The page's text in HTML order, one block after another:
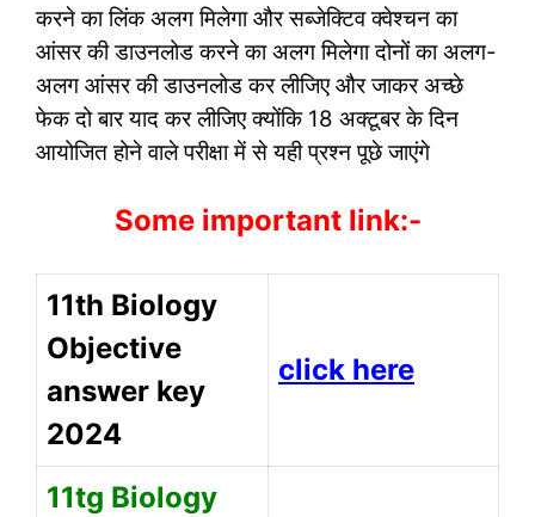
करने का लिंक अलग मिलेगा और सब्जेक्टिव क्वेश्चन का
आंसर की डाउनलोड करने का अलग मिलेगा दोनों का अलग-
अलग आंसर की डाउनलोड कर लीजिए और जाकर अच्छे
फेक दो बार याद कर लीजिए क्योंकि 18 अक्टूबर के दिन
आयोजित होने वाले परीक्षा में से यही प्रश्न पूछे जाएंगे
Some important link:-
11th Biology
Objective
answer key
2024
click here
11tg Biology